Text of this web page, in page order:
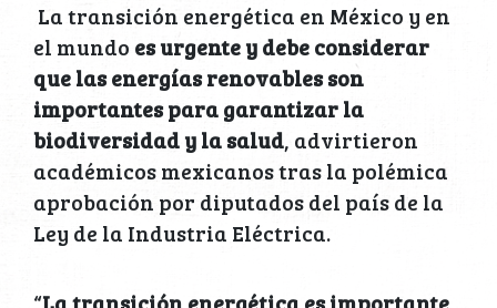
La transición energética en México y en
el mundo es urgente y debe considerar
que las energías renovables son
importantes para garantizar la
biodiversidad y la salud, advirtieron
académicos mexicanos tras la polémica
aprobación por diputados del país de la
Ley de la Industria Eléctrica.